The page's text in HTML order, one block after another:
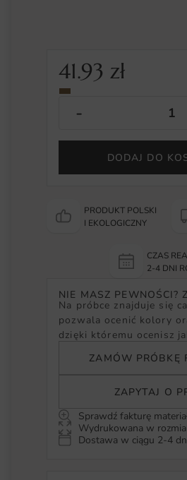
41.93zł
DODAJ DO
PRODUKT POLSKI
I EKOLOGICZNY
CZAS
2-4 DNI
NIE MASZ PEWNOŚCI?
Na próbce znajduje się
pozwala ocenić kolory
dzięki któremu ocenisz
ZAMÓW PRÓBKĘ
ZAPYTAJ O
Sprawdź fakturę
Wydrukowana w
Dostawa w ciągu 2-4